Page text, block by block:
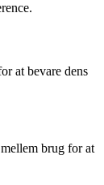
at bevare dens
brug for at